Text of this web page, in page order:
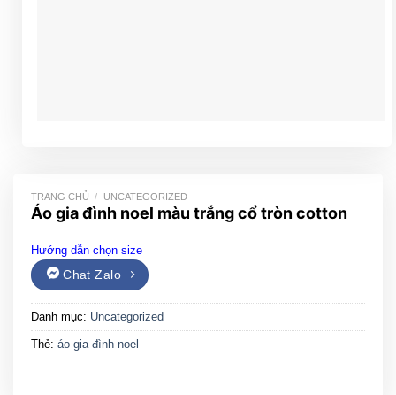
TRANG CHỦ / UNCATEGORIZED
Áo gia đình noel màu trắng cổ tròn cotton
Hướng dẫn chọn size
Chat Zalo
Danh mục: Uncategorized
Thẻ: áo gia đình noel